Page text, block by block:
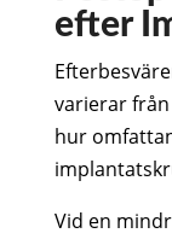
efter
varierar
hur
Vid en